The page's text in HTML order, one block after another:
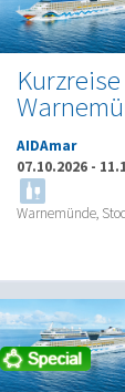
AIDAmar
07.10.2026 -
Warnemünde,